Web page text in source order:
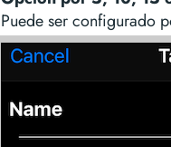
Puede ser configurado